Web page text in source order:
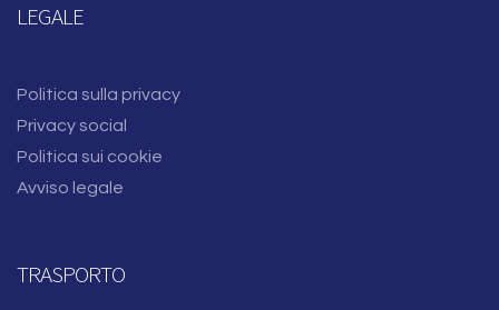
LEGALE
Politica sulla privacy
Privacy social
Politica sui cookie
Avviso legale
TRASPORTO